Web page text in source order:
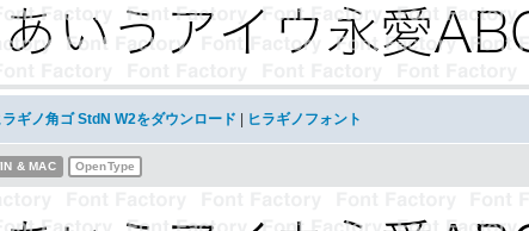
ラギノ角ゴ StdN W2をダウンロード ヒラギノフォント
& MAC OpenType